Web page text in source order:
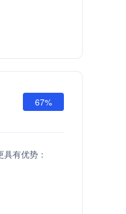
67%
有优势：